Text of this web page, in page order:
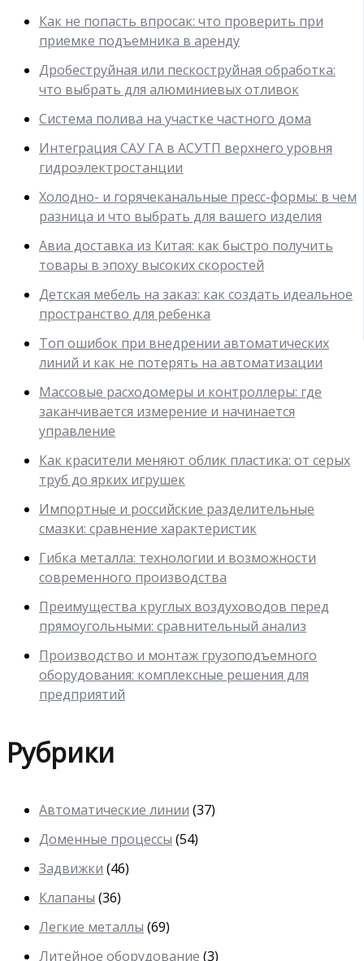
Как не попасть впросак: что проверить при
приемке подъемника в аренду
Дробеструйная или пескоструйная обработка:
что выбрать для алюминиевых отливок
Система полива на участке частного дома
Интеграция САУ ГА в АСУТП верхнего уровня
гидроэлектростанции
Холодно- и горячеканальные пресс-формы: в чем
разница и что выбрать для вашего изделия
Авиа доставка из Китая: как быстро получить
товары в эпоху высоких скоростей
Детская мебель на заказ: как создать идеальное
пространство для ребенка
Топ ошибок при внедрении автоматических
линий и как не потерять на автоматизации
Массовые расходомеры и контроллеры: где
заканчивается измерение и начинается
управление
Как красители меняют облик пластика: от серых
труб до ярких игрушек
Импортные и российские разделительные
смазки: сравнение характеристик
Гибка металла: технологии и возможности
современного производства
Преимущества круглых воздуховодов перед
прямоугольными: сравнительный анализ
Производство и монтаж грузоподъемного
оборудования: комплексные решения для
предприятий
Рубрики
Автоматические линии (37)
Доменные процессы (54)
Задвижки (46)
Клапаны (36)
Легкие металлы (69)
Литейное оборудование (3)